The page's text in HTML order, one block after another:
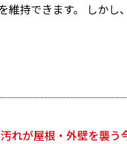
持できます。 しかし
れが屋根・外壁を襲